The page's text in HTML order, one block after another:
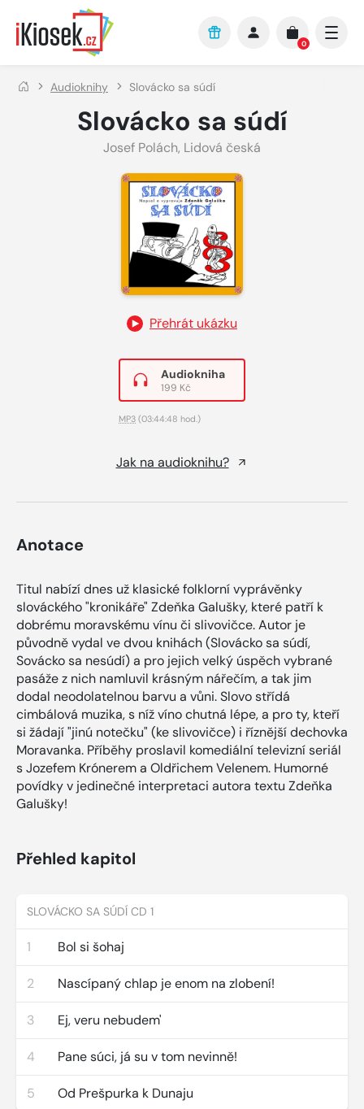
Přejít na hlavní obsah
0
Audioknihy Slovácko sa súdí
Slovácko sa súdí
Josef Polách, Lidová česká
Přehrát ukázku
Audiokniha
199 Kč
MP3 (03:44:48 hod.)
Jak na audioknihu?
Anotace
Titul nabízí dnes už klasické folklorní vyprávěnky
slováckého "kronikáře" Zdeňka Galušky, které patří k
dobrému moravskému vínu či slivovičce. Autor je
původně vydal ve dvou knihách (Slovácko sa súdí,
Sovácko sa nesúdí) a pro jejich velký úspěch vybrané
pasáže z nich namluvil krásným nářečím, a tak jim
dodal neodolatelnou barvu a vůni. Slovo střídá
cimbálová muzika, s níž víno chutná lépe, a pro ty, kteří
si žádají "jinú notečku" (ke slivovičce) i říznější dechovka
Moravanka. Příběhy proslavil komediální televizní seriál
s Jozefem Krónerem a Oldřichem Velenem. Humorné
povídky v jedinečné interpretaci autora textu Zdeňka
Galušky!
Přehled kapitol
SLOVÁCKO SA SÚDÍ CD 1
1 Bol si šohaj
2 Nascípaný chlap je enom na zlobení!
3 Ej, veru nebudem'
4 Pane súci, já su v tom nevinně!
5 Od Prešpurka k Dunaju